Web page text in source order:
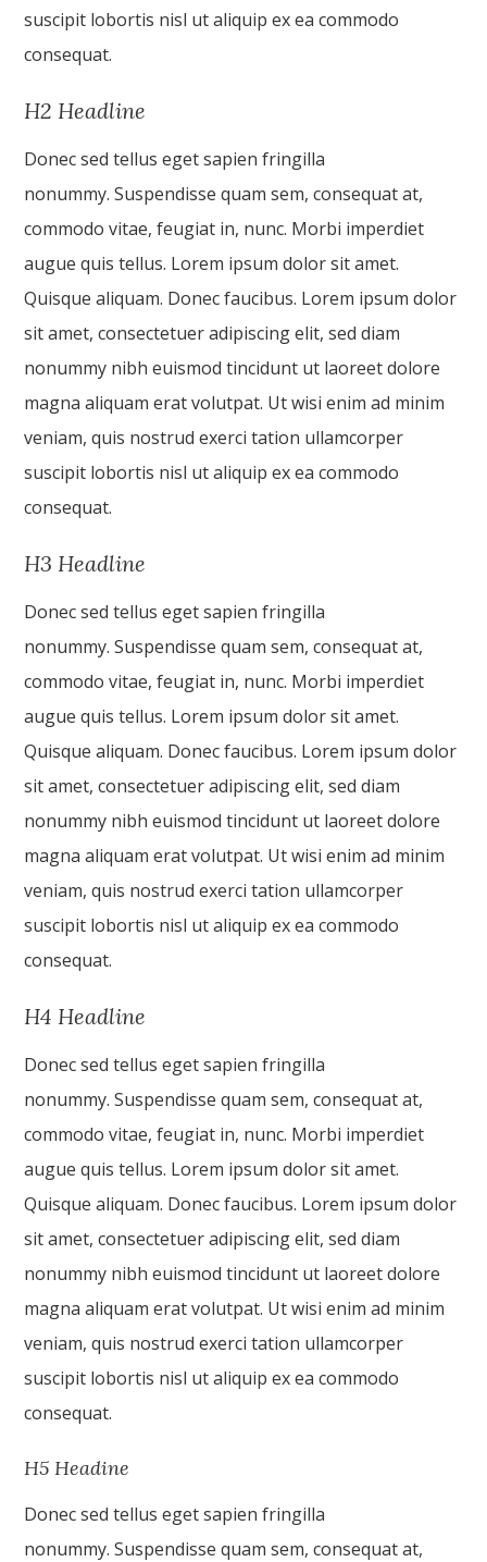
suscipit lobortis nisl ut aliquip ex ea commodo
consequat.
H2 Headline
Donec sed tellus eget sapien fringilla
nonummy. Suspendisse quam sem, consequat at,
commodo vitae, feugiat in, nunc. Morbi imperdiet
augue quis tellus. Lorem ipsum dolor sit amet.
Quisque aliquam. Donec faucibus. Lorem ipsum dolor
sit amet, consectetuer adipiscing elit, sed diam
nonummy nibh euismod tincidunt ut laoreet dolore
magna aliquam erat volutpat. Ut wisi enim ad minim
veniam, quis nostrud exerci tation ullamcorper
suscipit lobortis nisl ut aliquip ex ea commodo
consequat.
H3 Headline
Donec sed tellus eget sapien fringilla
nonummy. Suspendisse quam sem, consequat at,
commodo vitae, feugiat in, nunc. Morbi imperdiet
augue quis tellus. Lorem ipsum dolor sit amet.
Quisque aliquam. Donec faucibus. Lorem ipsum dolor
sit amet, consectetuer adipiscing elit, sed diam
nonummy nibh euismod tincidunt ut laoreet dolore
magna aliquam erat volutpat. Ut wisi enim ad minim
veniam, quis nostrud exerci tation ullamcorper
suscipit lobortis nisl ut aliquip ex ea commodo
consequat.
H4 Headline
Donec sed tellus eget sapien fringilla
nonummy. Suspendisse quam sem, consequat at,
commodo vitae, feugiat in, nunc. Morbi imperdiet
augue quis tellus. Lorem ipsum dolor sit amet.
Quisque aliquam. Donec faucibus. Lorem ipsum dolor
sit amet, consectetuer adipiscing elit, sed diam
nonummy nibh euismod tincidunt ut laoreet dolore
magna aliquam erat volutpat. Ut wisi enim ad minim
veniam, quis nostrud exerci tation ullamcorper
suscipit lobortis nisl ut aliquip ex ea commodo
consequat.
H5 Headine
Donec sed tellus eget sapien fringilla
nonummy. Suspendisse quam sem, consequat at,